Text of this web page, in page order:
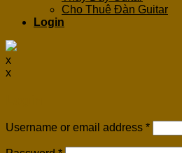
Cho Thuê Đàn Guitar
Login
x
x
Username or email address *